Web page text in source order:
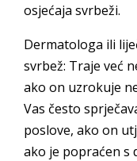
osjećaja svrbeži.
Dermatologa ili
svrbež: Traje već
ako on uzrokuje
Vas često
poslove, ako on
ako je popraćen s